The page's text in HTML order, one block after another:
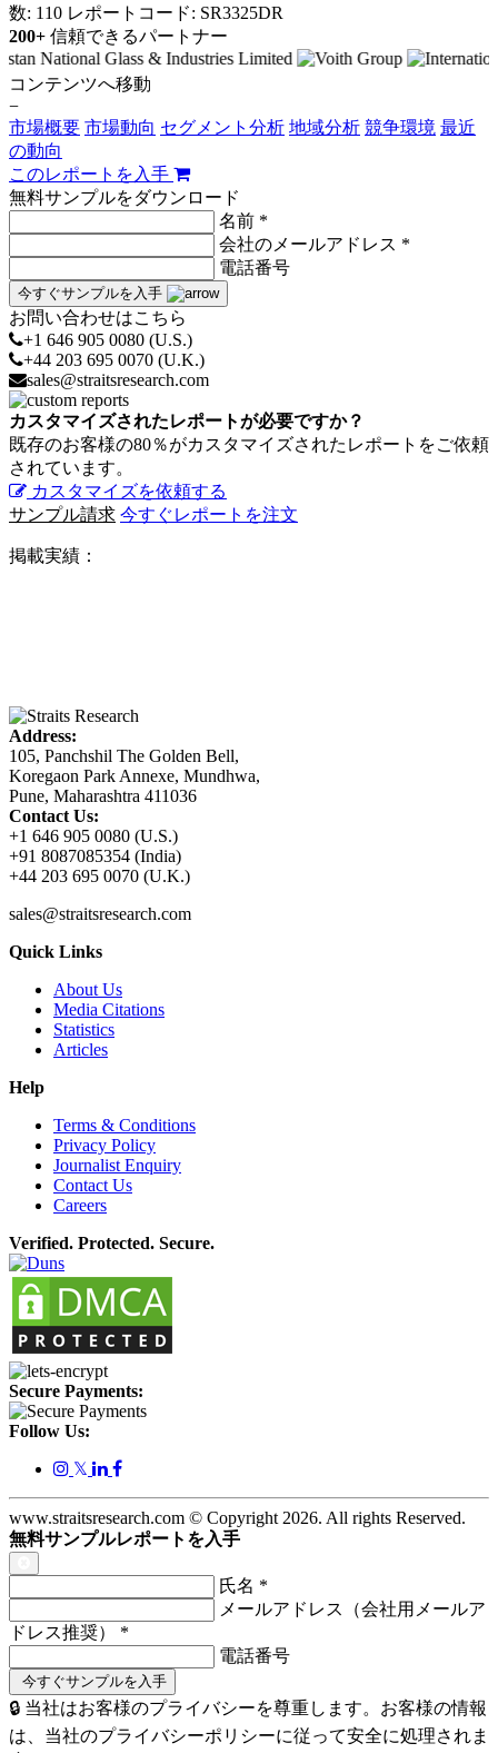
数: 110 レポートコード: SR3325DR
200+ 信頼できるパートナー
コンテンツへ移動
−
市場概要 市場動向 セグメント分析 地域分析 競争環境 最近
の動向
このレポートを入手
無料サンプルをダウンロード
名前 *
会社のメールアドレス *
電話番号
今すぐサンプルを入手
お問い合わせはこちら
+1 646 905 0080 (U.S.)
+44 203 695 0070 (U.K.)
sales@straitsresearch.com
カスタマイズされたレポートが必要ですか？
既存のお客様の80％がカスタマイズされたレポートをご依頼
されています。
カスタマイズを依頼する
サンプル請求 今すぐレポートを注文
掲載実績：
Address:
105, Panchshil The Golden Bell,
Koregaon Park Annexe, Mundhwa,
Pune, Maharashtra 411036
Contact Us:
+1 646 905 0080 (U.S.)
+91 8087085354 (India)
+44 203 695 0070 (U.K.)
sales@straitsresearch.com
Quick Links
About Us
Media Citations
Statistics
Articles
Help
Terms & Conditions
Privacy Policy
Journalist Enquiry
Contact Us
Careers
Verified. Protected. Secure.
Secure Payments:
Follow Us:
𝕏
www.straitsresearch.com © Copyright 2026. All rights Reserved.
無料サンプルレポートを入手
氏名 *
メールアドレス（会社用メールア
ドレス推奨） *
電話番号
🔒 当社はお客様のプライバシーを尊重します。お客様の情報
は、当社のプライバシーポリシーに従って安全に処理されま